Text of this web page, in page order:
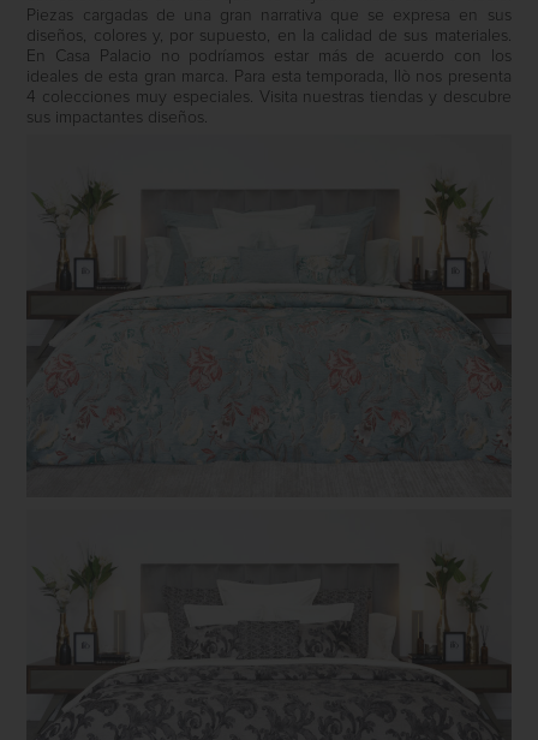
Piezas cargadas de una gran narrativa que se expresa en sus
diseños, colores y, por supuesto, en la calidad de sus materiales.
En Casa Palacio no podríamos estar más de acuerdo con los
ideales de esta gran marca. Para esta temporada, Ilò nos presenta
4 colecciones muy especiales. Visita nuestras tiendas y descubre
sus impactantes diseños.